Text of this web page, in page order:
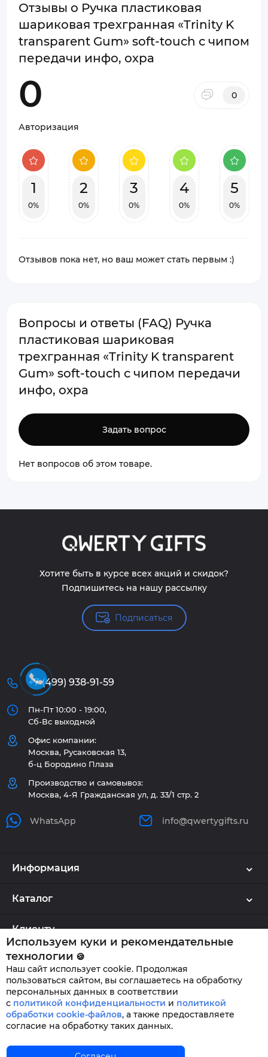
Отзывы о Ручка пластиковая
шариковая трехгранная «Trinity K
transparent Gum» soft-touch с чипом
передачи инфо, охра
0 0
Авторизация
1
0%
2
0%
3
0%
4
0%
5
0%
Отзывов пока нет, но ваш может стать первым :)
Вопросы и ответы (FAQ) Ручка
пластиковая шариковая
трехгранная «Trinity K transparent
Gum» soft-touch с чипом передачи
инфо, охра
Задать вопрос
Нет вопросов об этом товаре.
Хотите быть в курсе всех акций и скидок?
Подпишитесь на нашу рассылку
Подписаться
+7 (499) 938-91-59
Пн-Пт 10:00 - 19:00,
Сб-Вс выходной
Офис компании:
Москва, Русаковская 13,
б-ц Бородино Плаза
Производство и самовывоз:
Москва, 4-Я Гражданская ул, д. 33/1 стр. 2
WhatsApp info@qwertygifts.ru
Информация
Каталог
Клиенту
QWERTYGIFTS © 2026
Используем куки и рекомендательные
технологии 🍪
Наш сайт использует cookie. Продолжая
пользоваться сайтом, вы соглашаетесь на обработку
персональных данных в соответствии
с политикой конфиденциальности и политикой
обработки cookie-файлов, а также предоставляете
согласие на обработку таких данных.